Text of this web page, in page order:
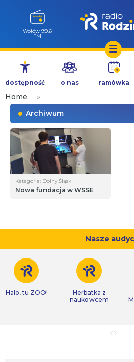
Przejdź
treści
Wołów 99.6
FM
dostępność o nas ramówka
Home
»
Archiwum
Kategoria: Dolny Śląsk
Nowa fundacja w WSSE
Nasze
Halo, tu ZOO!
Herbatka z
naukowcem